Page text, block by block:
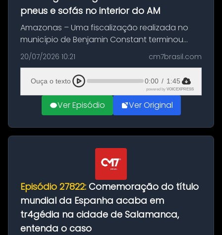
pneus e sofás no interior do AM
Amazonas – Uma fiscalização realizada no
município de Benjamin Constant terminou
com a apreensão de aproximadamente 115
quilos de entorpecentes em uma
embarcação atracada no porto da cidade. O
materia...
20/07/2026 10:21 cm7brasil.com
Ouça o texto 0:00 / 1:45
powered by VOICEXPRESS
Ver Episódio Ver Original
Episódio 27822: Comemoração do título
mundial da Espanha acaba em
tr4gédia na cidade de Salamanca,
entenda o caso